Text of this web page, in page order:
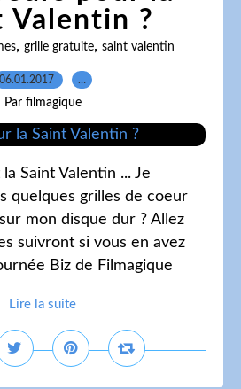
Valentin ?
, grille gratuite, saint valentin
06.01.2017 …
Par filmagique
Saint Valentin ... Je
quelques grilles de coeur
mon disque dur ? Allez
suivront si vous en avez
Biz de Filmagique
Lire la suite